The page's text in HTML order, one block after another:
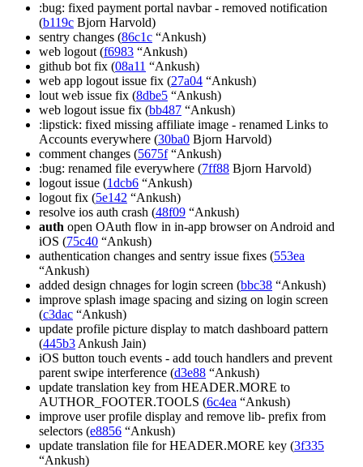
:bug: fixed payment portal navbar - removed notification
(b119c Bjorn Harvold)
sentry changes (86c1c “Ankush)
web logout (f6983 “Ankush)
github bot fix (08a11 “Ankush)
web app logout issue fix (27a04 “Ankush)
lout web issue fix (8dbe5 “Ankush)
web logout issue fix (bb487 “Ankush)
:lipstick: fixed missing affiliate image - renamed Links to
Accounts everywhere (30ba0 Bjorn Harvold)
comment changes (5675f“Ankush)
:bug: renamed file everywhere (7ff88 Bjorn Harvold)
logout issue (1dcb6 “Ankush)
logout fix (5e142 “Ankush)
resolve ios auth crash (48f09 “Ankush)
auth open OAuth flow in in-app browser on Android and
iOS (75c40 “Ankush)
authentication changes and sentry issue fixes (553ea
“Ankush)
added design chnages for login screen (bbc38 “Ankush)
improve splash image spacing and sizing on login screen
(c3dac “Ankush)
update profile picture display to match dashboard pattern
(445b3 Ankush Jain)
iOS button touch events - add touch handlers and prevent
parent swipe interference (d3e88 “Ankush)
update translation key from HEADER.MORE to
AUTHOR_FOOTER.TOOLS (6c4ea “Ankush)
improve user profile display and remove lib- prefix from
selectors (e8856 “Ankush)
update translation file for HEADER.MORE key (3f335
“Ankush)